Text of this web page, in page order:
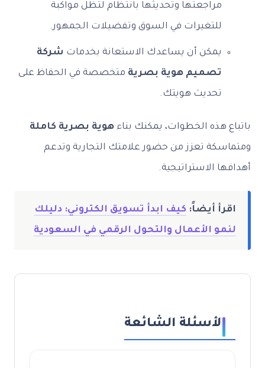
مراجعتها وتحديثها بانتظام لتظل مواكبة
للتغيرات في السوق وتفضيلات الجمهور.
يمكن أن يساعدك الاستعانة بخدمات شركة
تصميم هوية بصرية متخصصة في الحفاظ على
تحديث هويتك.
باتباع هذه الخطوات، يمكنك بناء هوية بصرية كاملة
ومتماسكة تعزز من حضور علامتك التجارية وتدعم
أهدافها الاستراتيجية.
اقرأ أيضاً: كيف ابدأ تسويق الكتروني: دليلك
لنمو الأعمال والتحول الرقمي في السعودية
الأسئلة الشائعة